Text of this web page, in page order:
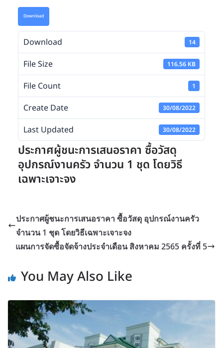
Download
Download 14
File Size 116.56 KB
File Count 1
Create Date 30/08/2022
Last Updated 30/08/2022
ประกาศผู้ชนะการเสนอราคา ซื้อวัสดุ
อุปกรณ์งานครัว จำนวน 1 ชุด โดยวิธี
เฉพาะเจาะจง
ประกาศผู้ชนะการเสนอราคา ซื้อวัสดุ อุปกรณ์งานครัว
จำนวน 1 ชุด โดยวิธีเฉพาะเจาะจง
แผนการจัดซื้อจัดจ้างประจำเดือน สิงหาคม 2565 ครั้งที่ 5
You May Also Like